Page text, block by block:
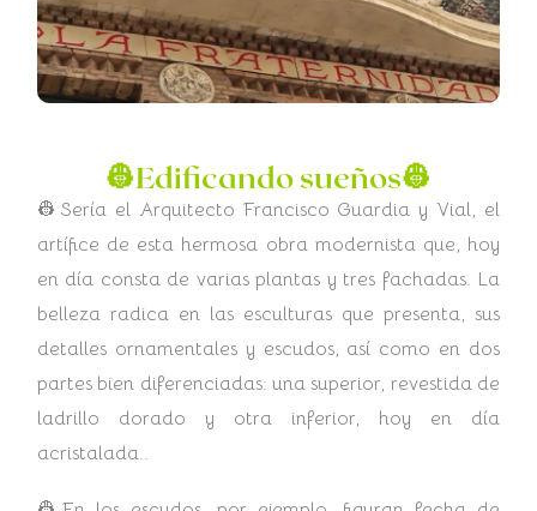
👷Edificando sueños👷
👷Sería el Arquitecto Francisco Guardia y Vial, el
artífice de esta hermosa obra modernista que, hoy
en día consta de varias plantas y tres fachadas. La
belleza radica en las esculturas que presenta, sus
detalles ornamentales y escudos, así como en dos
partes bien diferenciadas: una superior, revestida de
ladrillo dorado y otra inferior, hoy en día
acristalada..